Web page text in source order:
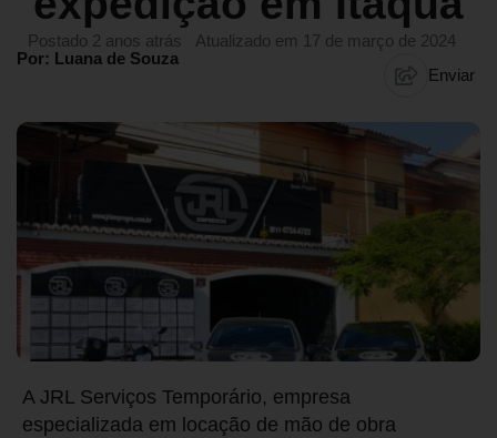
Postado 2 anos atrás
Atualizado em 17 de março de 2024
Por: Luana de Souza
Enviar
A JRL Serviços Temporário, empresa
especializada em locação de mão de obra